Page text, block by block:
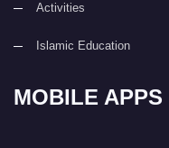
Activities
Islamic Education
MOBILE APPS